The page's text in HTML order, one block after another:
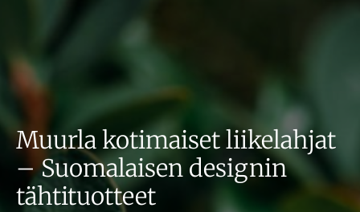
Muurla kotimaiset liikelahjat
– Suomalaisen designin
tähtituotteet